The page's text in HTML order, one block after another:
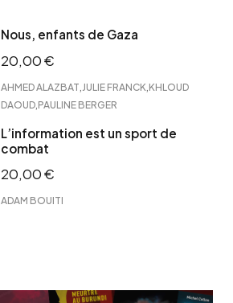
Nous, enfants de Gaza
20,00€
AHMED ALAZBAT JULIE FRANCK KHLOUD
DAOUD PAULINE BERGER
L’information est un sport de
combat
20,00€
ADAM BOUITI